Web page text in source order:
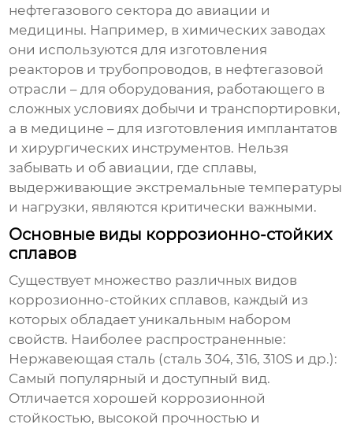
нефтегазового сектора до авиации и
медицины. Например, в химических заводах
они используются для изготовления
реакторов и трубопроводов, в нефтегазовой
отрасли – для оборудования, работающего в
сложных условиях добычи и транспортировки,
а в медицине – для изготовления имплантатов
и хирургических инструментов. Нельзя
забывать и об авиации, где сплавы,
выдерживающие экстремальные температуры
и нагрузки, являются критически важными.
Основные виды коррозионно-стойких
сплавов
Существует множество различных видов
коррозионно-стойких сплавов, каждый из
которых обладает уникальным набором
свойств. Наиболее распространенные:
Нержавеющая сталь (сталь 304, 316, 310S и др.):
Самый популярный и доступный вид.
Отличается хорошей коррозионной
стойкостью, высокой прочностью и